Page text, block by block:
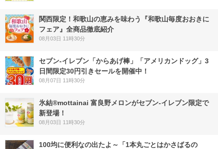
関西限定！和歌山の恵みを味わう『和歌山毎度おおきに
フェア』全商品徹底紹介
08月03日 11時30分
セブン‐イレブン「からあげ棒」「アメリカンドッグ」3
日間限定30円引きセールを開催中！
08月07日 11時30分
氷結®mottainai 富良野メロンがセブン‐イレブン限定で
新登場！
08月03日 11時30分
100均に便利なの出たよ～「1本丸ごとはかさばるの